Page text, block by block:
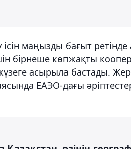
маңызды бағыт ретінде
бірнеше көпжақты
асырыла бастады.
ЕАЭО-дағы